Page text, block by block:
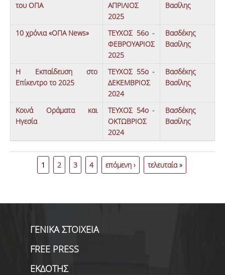
του ΟΠΑ
ΑΠΡΙΛΙΟΣ
2025
Βασίλης
10 χρόνια «ΟΠΑ News»
ΤΕΥΧΟΣ 56ο -
ΦΕΒΡΟΥΑΡΙΟΣ
2025
Βασδέκης
Βασίλης
Η Εκπαίδευση στο
Επίκεντρο το 2025
ΤΕΥΧΟΣ 55ο -
ΔΕΚΕΜΒΡΙΟΣ
2024
Βασδέκης
Βασίλης
Κοινά Οράματα και
Ηγεσία
ΤΕΥΧΟΣ 54ο -
ΟΚΤΩΒΡΙΟΣ
2024
Βασδέκης
Βασίλης
Σελίδες
1 2 3 4 επόμενη › τελευταία »
ΓΕΝΙΚΑ ΣΤΟΙΧΕΙΑ
FREE PRESS
ΕΚΔΟΤΗΣ